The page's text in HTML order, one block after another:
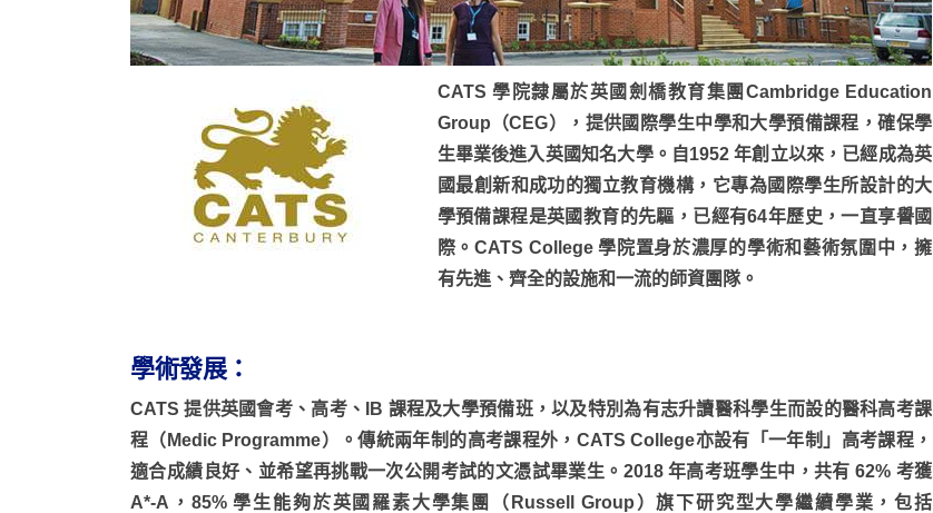
CATS 學院隸屬於英國劍橋教育集團Cambridge Education
Group（CEG），提供國際學生中學和大學預備課程，確保學
生畢業後進入英國知名大學。自1952 年創立以來，已經成為英
國最創新和成功的獨立教育機構，它專為國際學生所設計的大
學預備課程是英國教育的先驅，已經有64年歷史，一直享譽國
際。CATS College 學院置身於濃厚的學術和藝術氛圍中，擁
有先進、齊全的設施和一流的師資團隊。
學術發展：
CATS 提供英國會考、高考、IB 課程及大學預備班，以及特別為有志升讀醫科學生而設的醫科高考課
程（Medic Programme）。傳統兩年制的高考課程外，CATS College亦設有「一年制」高考課程，
適合成績良好、並希望再挑戰一次公開考試的文憑試畢業生。2018 年高考班學生中，共有 62% 考獲
A*-A，85% 學生能夠於英國羅素大學集團（Russell Group）旗下研究型大學繼續學業，包括